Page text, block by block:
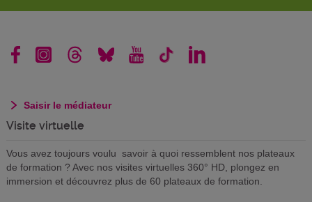
Saisir le médiateur
Visite virtuelle
Vous avez toujours voulu savoir à quoi ressemblent nos plateaux
de formation ? Avec nos visites virtuelles 360° HD, plongez en
immersion et découvrez plus de 60 plateaux de formation.